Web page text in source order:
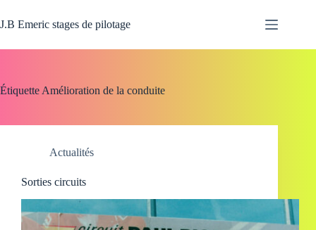
au
contenu
J.B Emeric stages de pilotage
Étiquette Amélioration de la conduite
Actualités
Sorties circuits